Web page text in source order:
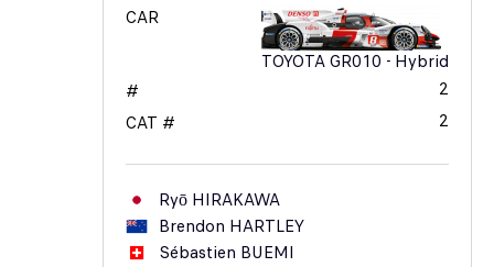
CAR
TOYOTA GR010 - Hybrid
#
2
CAT #
2
Ryō HIRAKAWA
Brendon HARTLEY
Sébastien BUEMI